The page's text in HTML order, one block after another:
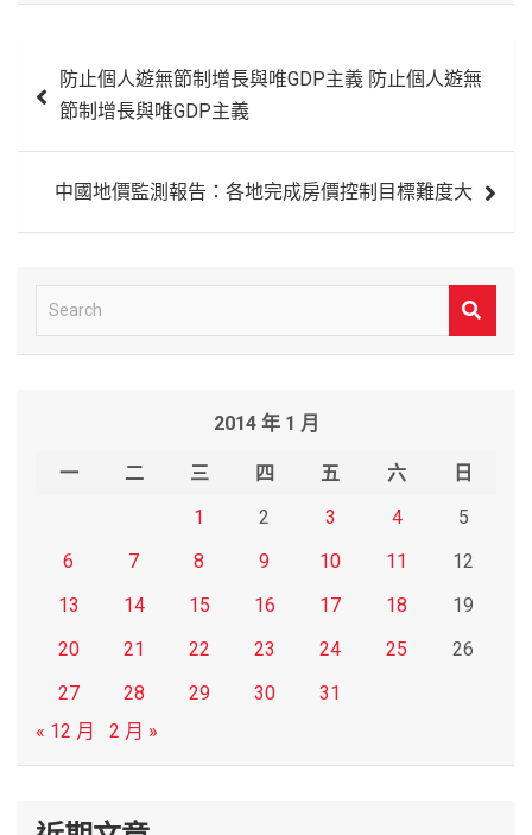
章
防止個人遊無節制增長與唯GDP主義 防止個人遊無
節制增長與唯GDP主義
中國地價監測報告：各地完成房價控制目標難度大
e
2014 年 1 月
一 二 三 四 五 六
日
1
2 3 4
5
6
7 8 9 10 11
12
13
14 15 16 17 18
19
20
21 22 23 24 25
26
27
28 29 30
31
« 12 月
2 月 »